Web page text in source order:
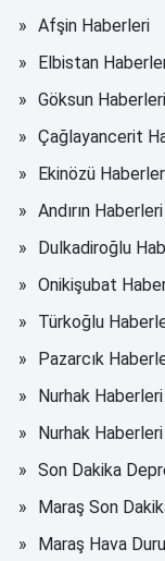
Afşin Haberleri
Elbistan
Göksun Haberleri
Çağlayancerit
Ekinözü
Andırın Haberleri
Dulkadiroğlu
Onikişubat
Türkoğlu
Pazarcık
Nurhak Haberleri
Nurhak Haberleri
Son Dakika
Maraş Son
Maraş Hava